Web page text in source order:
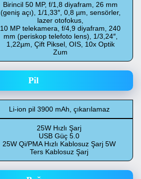
Birincil 50 MP, f/1,8 diyafram, 26 mm
(geniş açı), 1/1,33″, 0,8 µm, sensörler,
lazer otofokus,
10 MP telekamera, f/4,9 diyafram, 240
mm (periskop telefoto lens), 1/3,24″,
1,22µm, Çift Piksel, OIS, 10x Optik
Zum
Pil
Li-ion pil 3900 mAh, çıkarılamaz
25W Hızlı Şarj
USB Güç 5.0
25W Qi/PMA Hızlı Kablosuz Şarj 5W
Ters Kablosuz Şarj